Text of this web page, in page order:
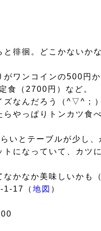
徘徊。どこかないか
がワンコインの500円
食（2700円）など。
ズなんだろう（^▽^；）
やっぱりトンカツ食
いとテーブルが少し
トになっていて、カツ
なかなか美味しいかも
1-17（ 地図 ）